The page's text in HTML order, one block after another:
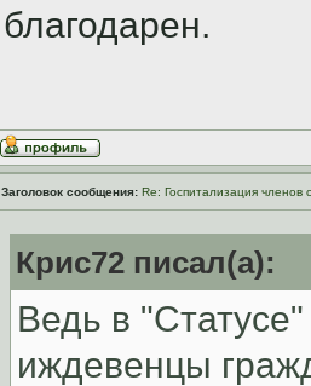
благодарен.
Заголовок сообщения: Re: Госпитализация членов
Крис72 писал(а):
Ведь в
иждевенцы